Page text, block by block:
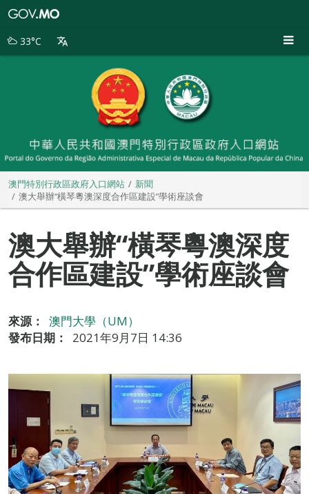
別
33°C
澳門特別行政區政府入口網站
新聞
澳大舉辦“橫琴粵澳深度合作區建設”學術座談會
澳大舉辦“橫琴粵澳深度
合作區建設”學術座談會
來源：
澳門大學（UM）
發布日期：
2021年9月7日 14:36